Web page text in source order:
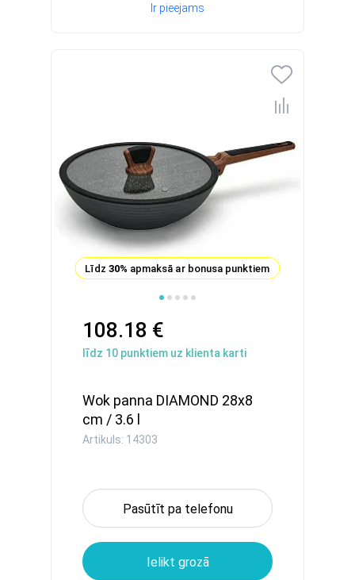
Ir pieejams
Līdz 30% apmaksā ar bonusa punktiem
108.18 €
līdz 10 punktiem uz klienta karti
Wok panna DIAMOND 28x8
cm / 3.6 l
Artikuls: 14303
Pasūtīt pa telefonu
Ielikt grozā